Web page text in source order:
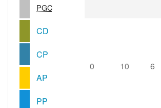
PGC
CD
0 10 6
CP
AP
PP